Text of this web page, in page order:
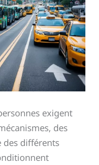
exigent
des
des différents